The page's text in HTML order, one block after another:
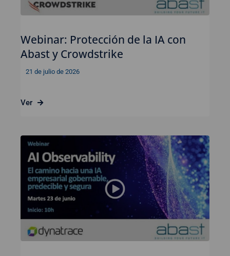
Webinar: Protección de la IA con
Abast y Crowdstrike
21 de julio de 2026
Ver